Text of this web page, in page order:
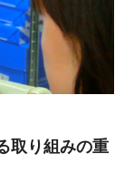
取り組みの重